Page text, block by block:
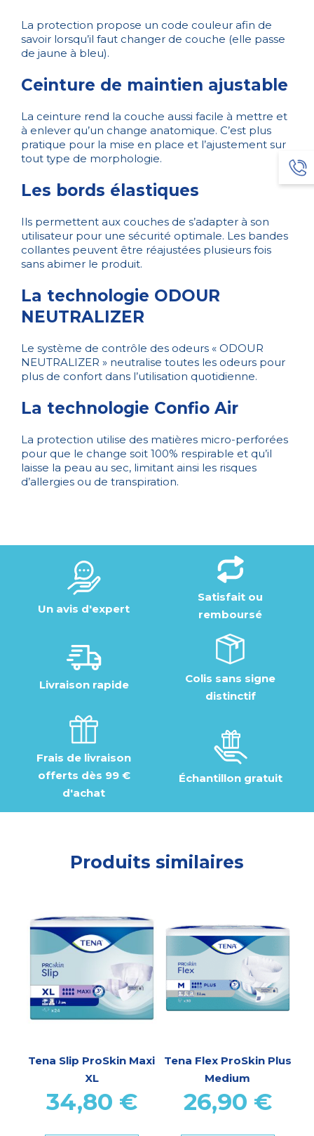
La protection propose un code couleur afin de
savoir lorsqu’il faut changer de couche (elle passe
de jaune à bleu).
Ceinture de maintien ajustable
La ceinture rend la couche aussi facile à mettre et
à enlever qu’un change anatomique. C’est plus
pratique pour la mise en place et l’ajustement sur
tout type de morphologie.
Les bords élastiques
Ils permettent aux couches de s’adapter à son
utilisateur pour une sécurité optimale. Les bandes
collantes peuvent être réajustées plusieurs fois
sans abimer le produit.
La technologie ODOUR
NEUTRALIZER
Le système de contrôle des odeurs « ODOUR
NEUTRALIZER » neutralise toutes les odeurs pour
plus de confort dans l’utilisation quotidienne.
La technologie Confio Air
La protection utilise des matières micro-perforées
pour que le change soit 100% respirable et qu’il
laisse la peau au sec, limitant ainsi les risques
d’allergies ou de transpiration.
Un avis d'expert
Satisfait ou
remboursé
Livraison rapide
Colis sans signe
distinctif
Frais de livraison
offerts dès 99 €
d'achat
Échantillon gratuit
Produits similaires
Tena Slip ProSkin Maxi
XL
34,80 €
Tena Flex ProSkin Plus
Medium
26,90 €